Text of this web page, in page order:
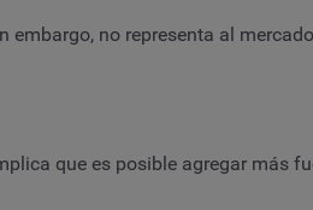
no representa al
que es posible agregar más